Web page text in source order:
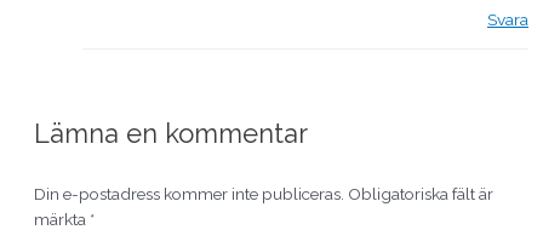
Svara
Lämna en kommentar
Din e-postadress kommer inte publiceras. Obligatoriska fält är
märkta *